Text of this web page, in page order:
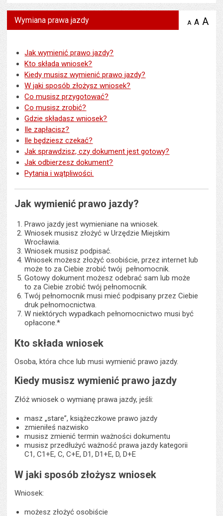
Wymiana prawa jazdy A zmniejsz
A A
Jak wymienić prawo jazdy?
Kto składa wniosek?
Kiedy musisz wymienić prawo jazdy?
W jaki sposób złożysz wniosek?
Co musisz przygotować?
Co musisz zrobić?
Gdzie składasz wniosek?
Ile zapłacisz?
Ile będziesz czekać?
Jak sprawdzisz, czy dokument jest gotowy?
Jak odbierzesz dokument?
Pytania i wątpliwości.
Jak wymienić prawo jazdy?
Prawo jazdy jest wymieniane na wniosek.
Wniosek musisz złożyć w Urzędzie Miejskim
Wrocławia.
Wniosek musisz podpisać.
Wniosek możesz złożyć osobiście, przez internet lub
może to za Ciebie zrobić twój pełnomocnik.
Gotowy dokument możesz odebrać sam lub może
to za Ciebie zrobić twój pełnomocnik.
Twój pełnomocnik musi mieć podpisany przez Ciebie
druk pełnomocnictwa.
W niektórych wypadkach pełnomocnictwo musi być
opłacone.*
Kto składa wniosek
Osoba, która chce lub musi wymienić prawo jazdy.
Kiedy musisz wymienić prawo jazdy
Złóż wniosek o wymianę prawa jazdy, jeśli:
masz „stare”, książeczkowe prawo jazdy
zmieniłeś nazwisko
musisz zmienić termin ważności dokumentu
musisz przedłużyć ważność prawa jazdy kategorii
C1, C1+E, C, C+E, D1, D1+E, D, D+E
W jaki sposób złożysz wniosek
Wniosek:
możesz złożyć osobiście